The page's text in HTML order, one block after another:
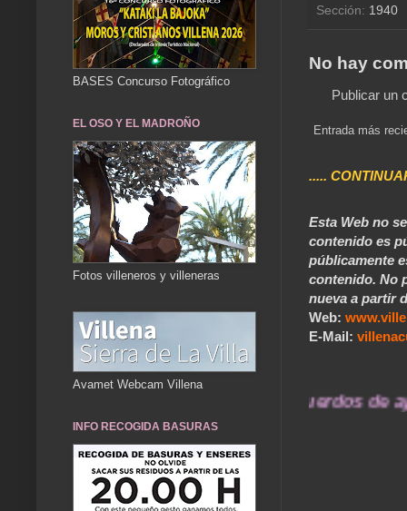
Sección: 1940
No hay
Publicar un
Entrada más
.....
Esta Web no
contenido es
públicamente
contenido. No
nueva a partir
Web:
E-Mail:
... Nuestros recuerdos de ayer
BASES Concurso Fotográfico
EL OSO Y EL MADROÑO
Fotos villeneros y villeneras
Avamet Webcam Villena
INFO RECOGIDA BASURAS